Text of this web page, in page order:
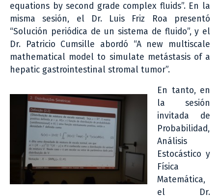
equations by second grade complex fluids”. En la
misma sesión, el Dr. Luis Friz Roa presentó
“Solución periódica de un sistema de fluido”, y el
Dr. Patricio Cumsille abordó “A new multiscale
mathematical model to simulate metástasis of a
hepatic gastrointestinal stromal tumor”.
En tanto, en
la sesión
invitada de
Probabilidad,
Análisis
Estocástico y
Física
Matemática,
el Dr.